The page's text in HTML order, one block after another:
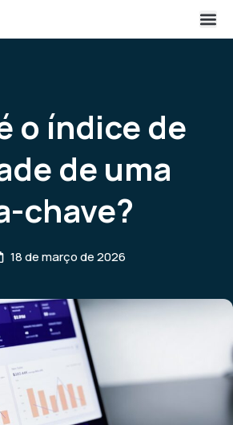
o índice de
de uma
chave?
18 de março de 2026